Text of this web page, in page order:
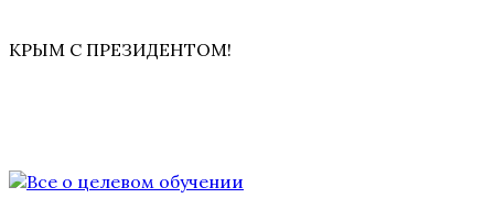
КРЫМ С ПРЕЗИДЕНТОМ!